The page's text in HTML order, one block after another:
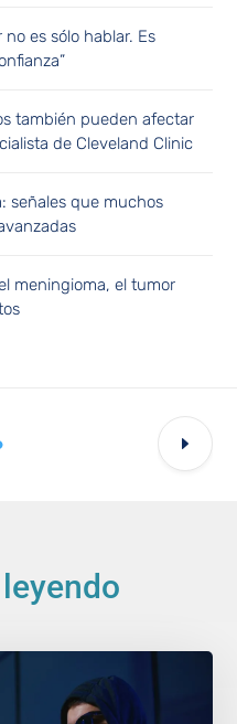
es sólo hablar. Es
también pueden afectar
de Cleveland Clinic
señales que muchos
meningioma, el tumor